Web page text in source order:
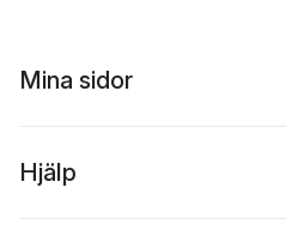
Mina sidor
Hjälp